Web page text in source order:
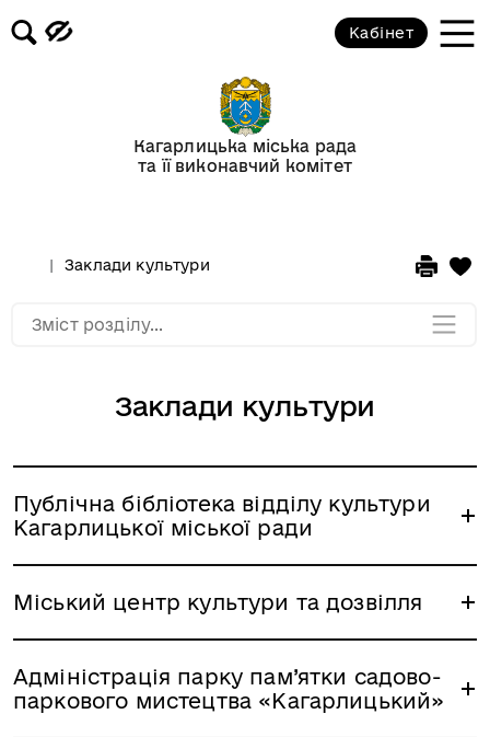
Кагарлицька міська рада
та її виконавчий комітет
Кабінет
Заклади культури
Заклади культури
Публічна бібліотека відділу культури
Кагарлицької міської ради
Міський центр культури та дозвілля
Адміністрація парку пам’ятки садово-
паркового мистецтва «Кагарлицький»
Зміст розділу...
Дошкільні навчальні заклади
Служба 101